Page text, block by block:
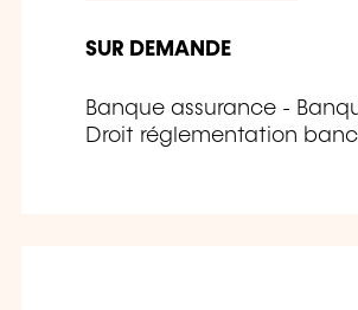
SUR DEMANDE
Banque assurance -
Droit réglementation